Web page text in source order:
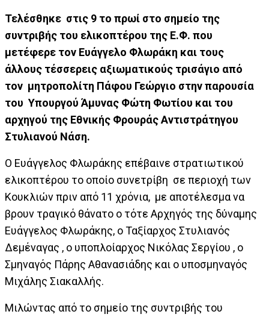
Τελέσθηκε στις 9 το πρωί στο σημείο της
συντριβής του ελικοπτέρου της Ε.Φ. που
μετέφερε τον Ευάγγελο Φλωράκη και τους
άλλους τέσσερεις αξιωματικούς τρισάγιο από
τον μητροπολίτη Πάφου Γεώργιο στην παρουσία
του Υπουργού Άμυνας Φώτη Φωτίου και του
αρχηγού της Εθνικής Φρουράς Αντιστράτηγου
Στυλιανού Νάση.
Ο Ευάγγελος Φλωράκης επέβαινε στρατιωτικού
ελικοπτέρου το οποίο συνετρίβη σε περιοχή των
Κουκλιών πριν από 11 χρόνια, με αποτέλεσμα να
βρουν τραγικό θάνατο ο τότε Αρχηγός της δύναμης
Ευάγγελος Φλωράκης, ο Ταξίαρχος Στυλιανός
Δεμέναγας , ο υποπλοίαρχος Νικόλας Σεργίου , ο
Σμηναγός Πάρης Αθανασιάδης και ο υποσμηναγός
Μιχάλης Σιακαλλής.
Μιλώντας από το σημείο της συντριβής του